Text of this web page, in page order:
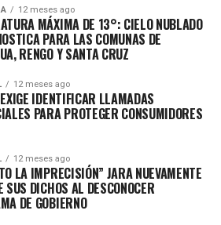
12 meses ago
MÁXIMA DE 13°: CIELO NUBLADO
PARA LAS COMUNAS DE
RENGO Y SANTA CRUZ
12 meses ago
IDENTIFICAR LLAMADAS
PARA PROTEGER CONSUMIDORES
12 meses ago
LA IMPRECISIÓN” JARA NUEVAMENTE
SUS DICHOS AL DESCONOCER
DE GOBIERNO